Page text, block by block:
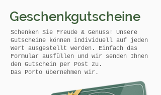
Geschenkgutscheine
Schenken Sie Freude & Genuss! Unsere
Gutscheine können individuell auf jeden
Wert ausgestellt werden. Einfach das
Formular ausfüllen und wir senden Ihnen
den Gutschein per Post zu.
Das Porto übernehmen wir.